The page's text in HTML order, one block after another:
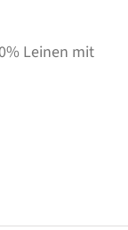
Leinen mit